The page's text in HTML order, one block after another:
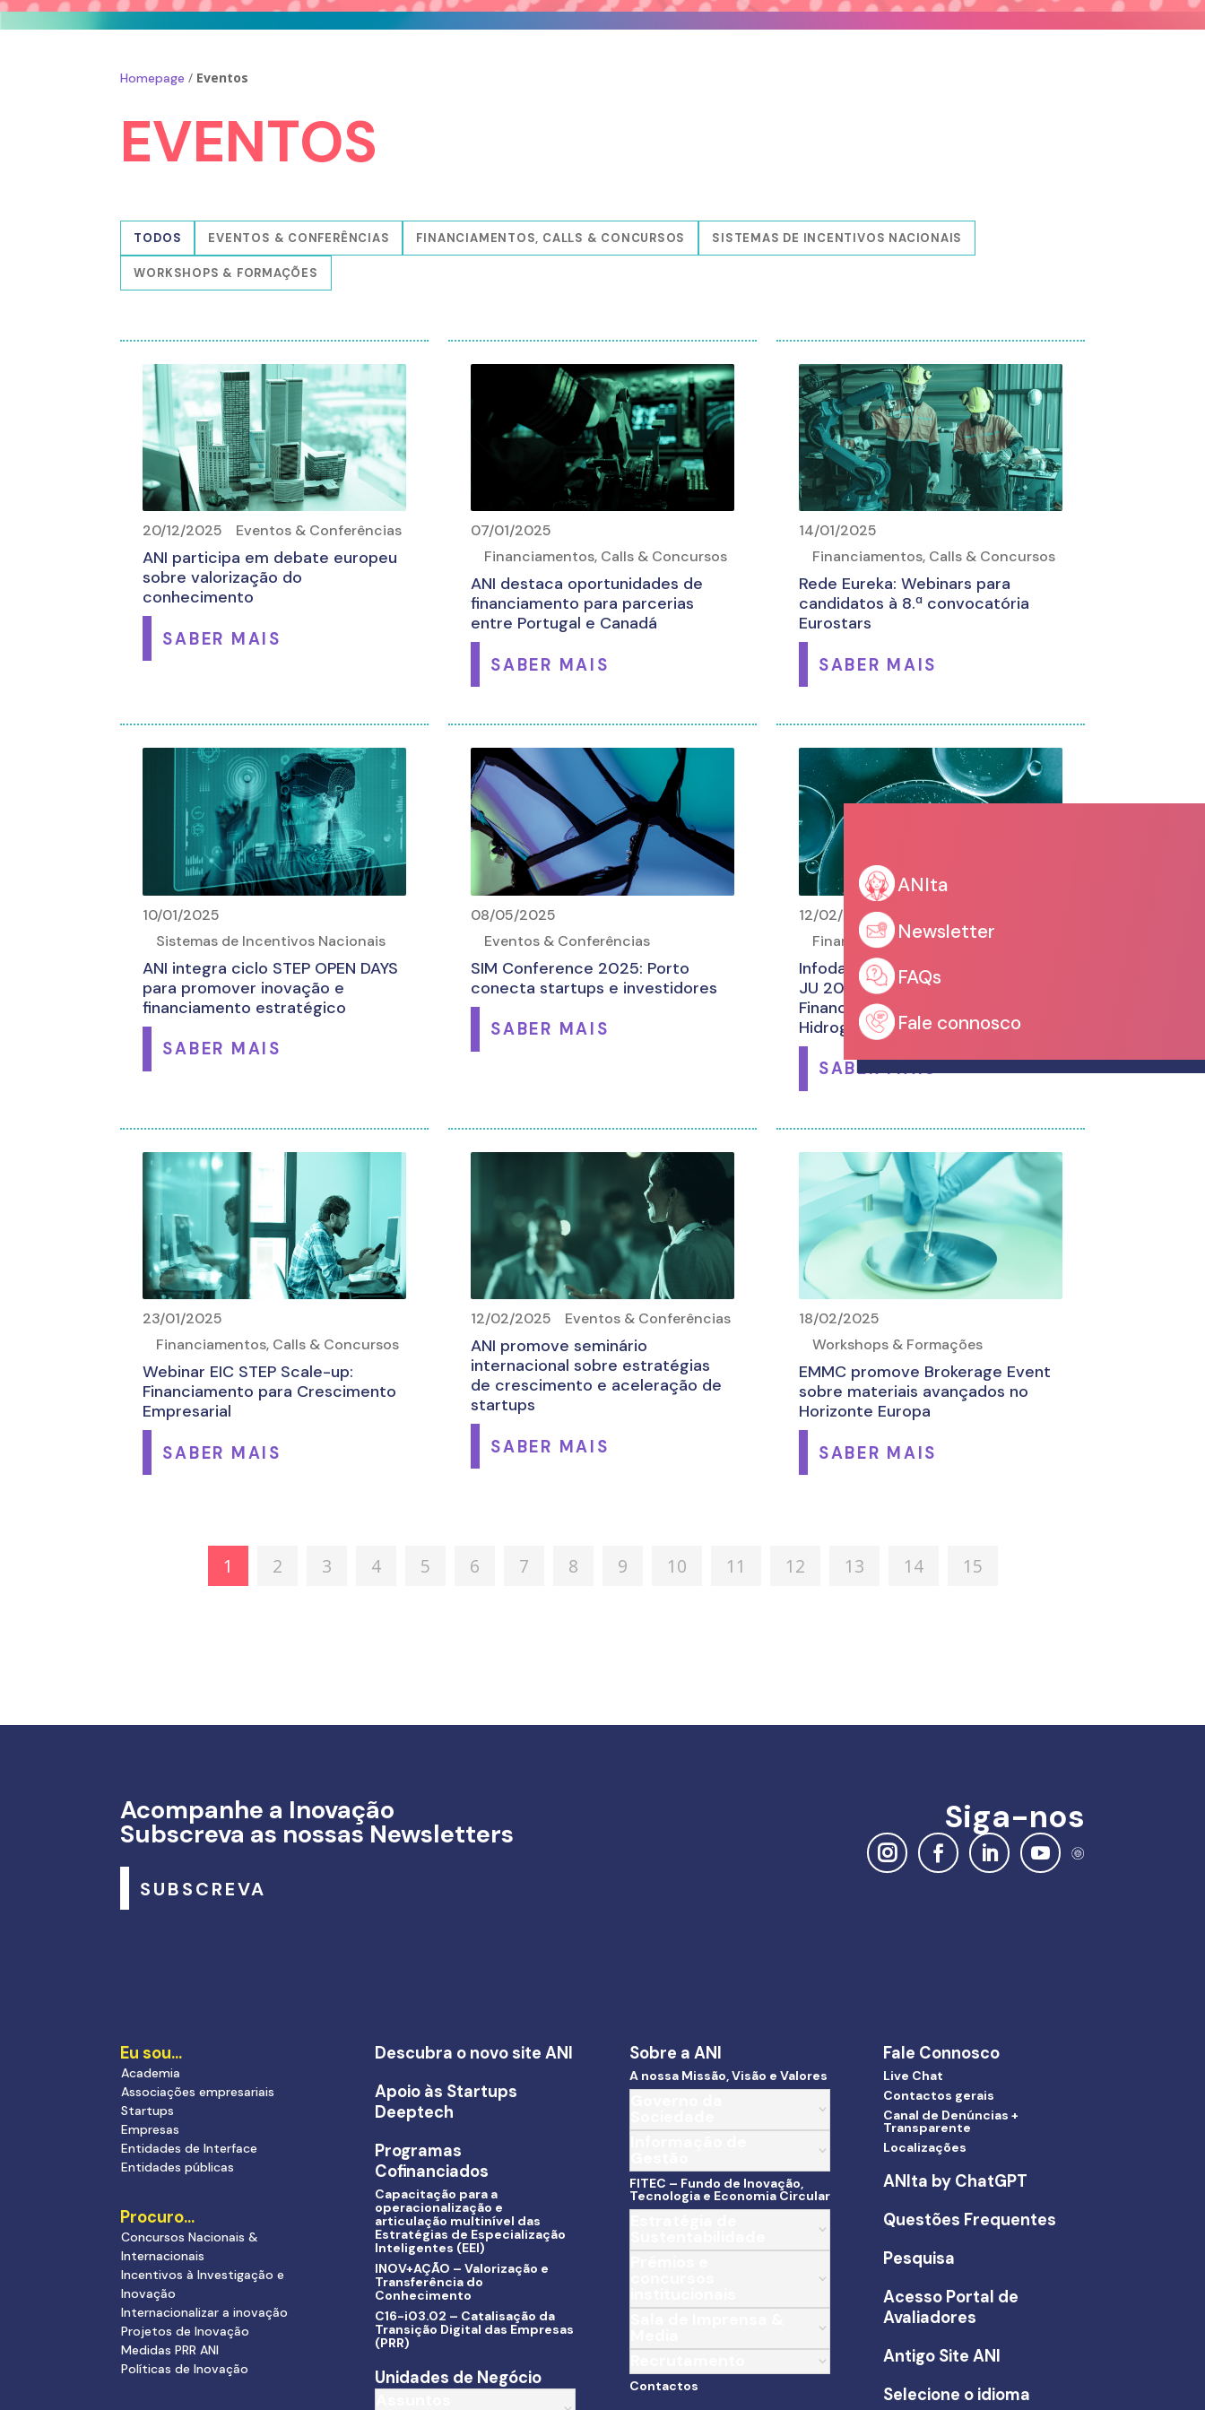
Homepage / Eventos
EVENTOS
TODOS EVENTOS & CONFERÊNCIAS FINANCIAMENTOS, CALLS & CONCURSOS SISTEMAS DE INCENTIVOS NACIONAIS
WORKSHOPS & FORMAÇÕES
20/12/2025 Eventos & Conferências
ANI participa em debate europeu
sobre valorização do
conhecimento
SABER MAIS
07/01/2025
Financiamentos, Calls & Concursos
ANI destaca oportunidades de
financiamento para parcerias
entre Portugal e Canadá
SABER MAIS
14/01/2025
Financiamentos, Calls & Concursos
Rede Eureka: Webinars para
candidatos à 8.ª convocatória
Eurostars
SABER MAIS
10/01/2025
Sistemas de Incentivos Nacionais
ANI integra ciclo STEP OPEN DAYS
para promover inovação e
financiamento estratégico
SABER MAIS
08/05/2025
Eventos & Conferências
SIM Conference 2025: Porto
conecta startups e investidores
SABER MAIS
12/02/2025
Financiamentos, Calls & Concursos
Infoday Nacional Clean Hydrogen
JU 2025: Oportunidades de
Financiamento no Setor do
Hidrogénio
SABER MAIS
23/01/2025
Financiamentos, Calls & Concursos
Webinar EIC STEP Scale-up:
Financiamento para Crescimento
Empresarial
SABER MAIS
12/02/2025 Eventos & Conferências
ANI promove seminário
internacional sobre estratégias
de crescimento e aceleração de
startups
SABER MAIS
18/02/2025
Workshops & Formações
EMMC promove Brokerage Event
sobre materiais avançados no
Horizonte Europa
SABER MAIS
1 2 3 4 5 6 7 8 9 10 11 12 13 14 15
ANIta
Newsletter
FAQs
Fale connosco
Acompanhe a Inovação
Subscreva as nossas Newsletters
SUBSCREVA
Siga-nos
Eu sou…
Academia
Associações empresariais
Startups
Empresas
Entidades de Interface
Entidades públicas
Procuro…
Concursos Nacionais &
Internacionais
Incentivos à Investigação e
Inovação
Internacionalizar a inovação
Projetos de Inovação
Medidas PRR ANI
Políticas de Inovação
Descubra o novo site ANI
Apoio às Startups
Deeptech
Programas
Cofinanciados
Capacitação para a
operacionalização e
articulação multinível das
Estratégias de Especialização
Inteligentes (EEI)
INOV+AÇÃO – Valorização e
Transferência do
Conhecimento
C16-i03.02 – Catalisação da
Transição Digital das Empresas
(PRR)
Unidades de Negócio
Sobre a ANI
A nossa Missão, Visão e Valores
FITEC – Fundo de Inovação,
Tecnologia e Economia Circular
Contactos
Fale Connosco
Live Chat
Contactos gerais
Canal de Denúncias +
Transparente
Localizações
ANIta by ChatGPT
Questões Frequentes
Pesquisa
Acesso Portal de
Avaliadores
Antigo Site ANI
Selecione o idioma